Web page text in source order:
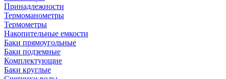
Принадлежности
Термоманометры
Термометры
Накопительные емкости
Баки прямоугольные
Баки подземные
Комплектующие
Баки круглые